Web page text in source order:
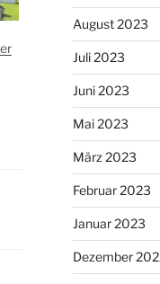
August 2023
Juli 2023
Juni 2023
Mai 2023
März 2023
Februar 2023
Januar 2023
Dezember